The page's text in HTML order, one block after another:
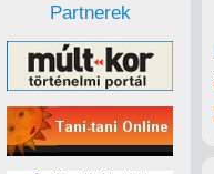
Partnerek